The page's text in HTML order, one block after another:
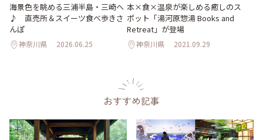
海景色を眺める三浦半島・三崎へ
♪ 直売所＆スイーツ食べ歩きさ
んぽ
神奈川県 2026.06.25
本×食×温泉が楽しめる癒しのス
ポット「湯河原惣湯 Books and
Retreat」が登場
神奈川県 2021.09.29
おすすめ記事